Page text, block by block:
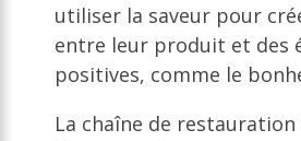
utiliser la saveur pour
entre leur produit et des
positives, comme le
La chaîne de